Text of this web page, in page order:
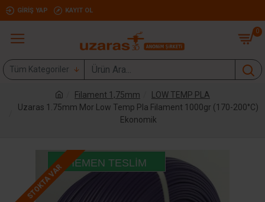
GIRIŞ YAP KAYIT OL
0
Tüm Kategoriler
Filament 1,75mm
LOW TEMP PLA
Uzaras 1.75mm Mor Low Temp Pla Filament 1000gr (170-200°C)
Ekonomik
HEMEN TESLIM
STOKTA VAR